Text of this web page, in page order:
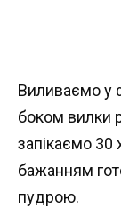
Виливаємо у
боком вилки
запікаємо 30
бажанням
пудрою.